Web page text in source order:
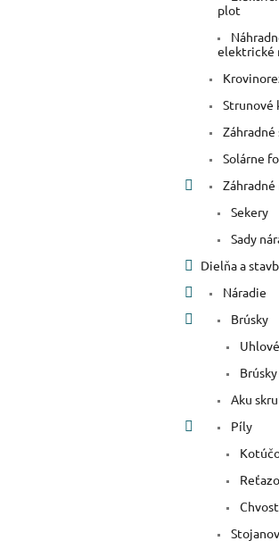
plot
elektrické
Strunové
Záhradné
Solárne
Záhradné
Sekery
Sady
Dielňa a
Náradie
Brúsky
Aku
Píly